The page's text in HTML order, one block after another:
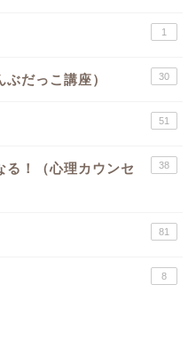
1
だっこ講座） 30
51
る！（心理カウンセ
38
81
8